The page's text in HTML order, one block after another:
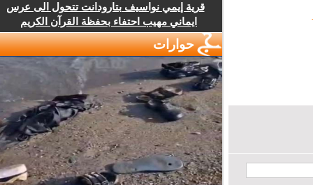
قرية إيمي نواسيف بتارودانت تتحول الى عرس
ايماني مهيب احتفاء بحفظة القرآن الكريم
حوارات